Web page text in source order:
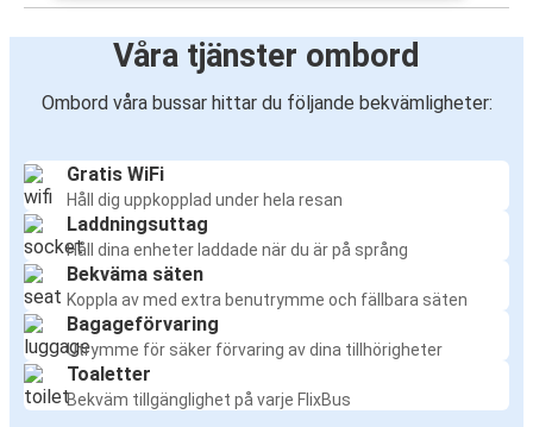
Våra tjänster ombord
Ombord våra bussar hittar du följande bekvämligheter:
Gratis WiFi
Håll dig uppkopplad under hela resan
Laddningsuttag
Håll dina enheter laddade när du är på språng
Bekväma säten
Koppla av med extra benutrymme och fällbara säten
Bagageförvaring
Utrymme för säker förvaring av dina tillhörigheter
Toaletter
Bekväm tillgänglighet på varje FlixBus